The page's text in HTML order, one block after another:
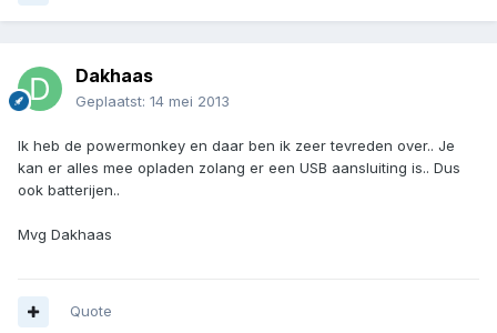
Dakhaas
Geplaatst: 14 mei 2013
Ik heb de powermonkey en daar ben ik zeer tevreden over.. Je
kan er alles mee opladen zolang er een USB aansluiting is.. Dus
ook batterijen..
Mvg Dakhaas
Quote